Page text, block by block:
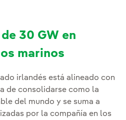
30 GW en
marinos
irlandés está alineado con
de consolidarse como la
del mundo y se suma a
por la compañía en los